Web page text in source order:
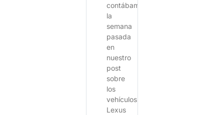
contábamos
la
semana
pasada
en
nuestro
post
sobre
los
vehículos
Lexus